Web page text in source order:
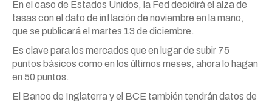
En el caso de Estados Unidos, la Fed decidirá el alza de
tasas con el dato de inflación de noviembre en la mano,
que se publicará el martes 13 de diciembre.
Es clave para los mercados que en lugar de subir 75
puntos básicos como en los últimos meses, ahora lo hagan
en 50 puntos.
El Banco de Inglaterra y el BCE también tendrán datos de